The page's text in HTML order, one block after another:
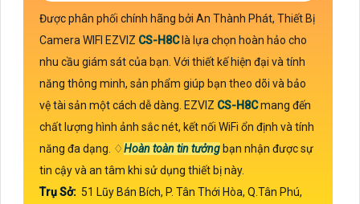
Được phân phối chính hãng bởi An Thành Phát, Thiết Bị
Camera WIFI EZVIZ CS-H8Clà lựa chọn hoàn hảo cho
nhu cầu giám sát của bạn. Với thiết kế hiện đại và tính
năng thông minh, sản phẩm giúp bạn theo dõi và bảo
vệ tài sản một cách dễ dàng. EZVIZ CS-H8Cmang đến
chất lượng hình ảnh sắc nét, kết nối WiFi ổn định và tính
năng đa dạng. ♢Hoàn toàn tin tưởngbạn nhận được sự
tin cậy và an tâm khi sử dụng thiết bị này.
Trụ Sở: 51 Lũy Bán Bích, P. Tân Thới Hòa, Q.Tân Phú,